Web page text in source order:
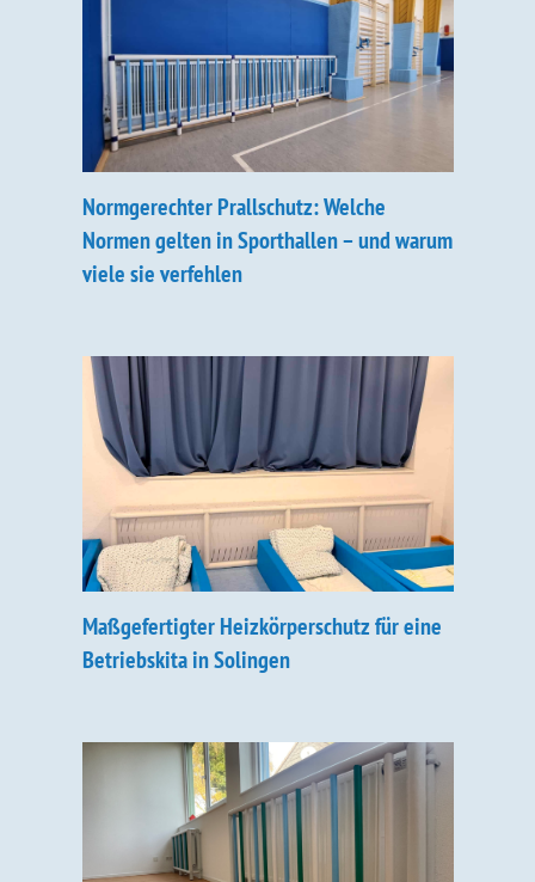
Normgerechter Prallschutz: Welche
Normen gelten in Sporthallen – und warum
viele sie verfehlen
Maßgefertigter Heizkörperschutz für eine
Betriebskita in Solingen